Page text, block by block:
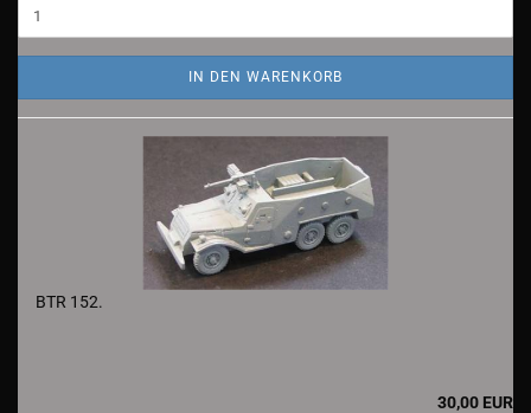
IN DEN WARENKORB
BTR 152.
30,00 EUR